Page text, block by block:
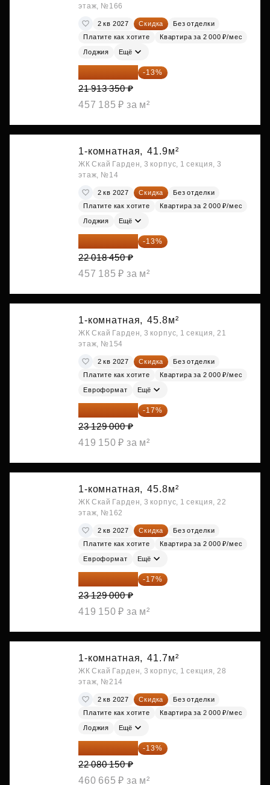
этаж, №166
2 кв 2027 Скидка
Без отделки
Платите как хотите
Квартира за 2 000 ₽/мес
Лоджия Ещё
19 064 615 ₽ -13%
21 913 350 ₽
457 185 ₽ за м²
1-комнатная, 41.9м²
ЖК Скай Гарден, 3 корпус, 1 секция, 3
этаж, №14
2 кв 2027 Скидка
Без отделки
Платите как хотите
Квартира за 2 000 ₽/мес
Лоджия Ещё
19 156 052 ₽ -13%
22 018 450 ₽
457 185 ₽ за м²
1-комнатная, 45.8м²
ЖК Скай Гарден, 3 корпус, 1 секция, 21
этаж, №154
2 кв 2027 Скидка
Без отделки
Платите как хотите
Квартира за 2 000 ₽/мес
Евроформат Ещё
19 197 070 ₽ -17%
23 129 000 ₽
419 150 ₽ за м²
1-комнатная, 45.8м²
ЖК Скай Гарден, 3 корпус, 1 секция, 22
этаж, №162
2 кв 2027 Скидка
Без отделки
Платите как хотите
Квартира за 2 000 ₽/мес
Евроформат Ещё
19 197 070 ₽ -17%
23 129 000 ₽
419 150 ₽ за м²
1-комнатная, 41.7м²
ЖК Скай Гарден, 3 корпус, 1 секция, 28
этаж, №214
2 кв 2027 Скидка
Без отделки
Платите как хотите
Квартира за 2 000 ₽/мес
Лоджия Ещё
19 209 731 ₽ -13%
22 080 150 ₽
460 665 ₽ за м²